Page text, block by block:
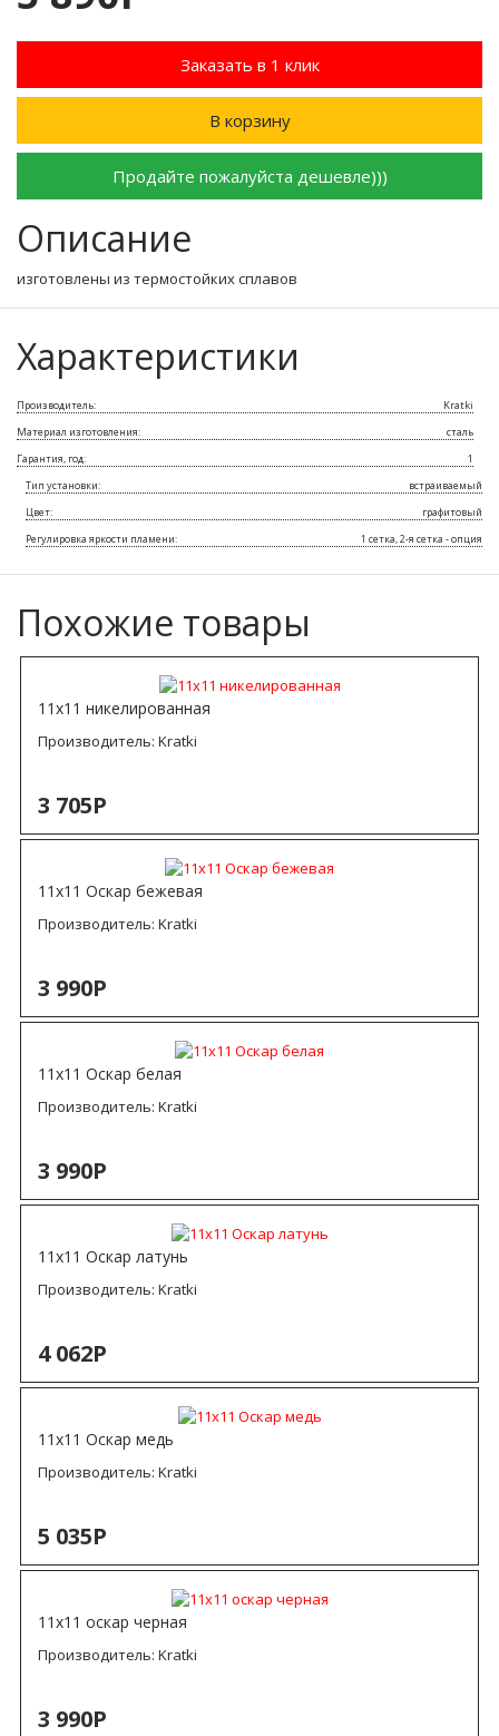
Заказать в 1 клик
В корзину
Продайте пожалуйста дешевле)))
Описание
изготовлены из термостойких сплавов
Характеристики
Производитель:
Kratki
Материал изготовления:
сталь
Гарантия, год:
1
Тип установки:
встраиваемый
Цвет:
графитовый
Регулировка яркости пламени:
1 сетка, 2-я сетка - опция
Похожие товары
11х11 никелированная
Производитель: Kratki
3 705Р
11х11 Оскар бежевая
Производитель: Kratki
3 990Р
11х11 Оскар белая
Производитель: Kratki
3 990Р
11х11 Оскар латунь
Производитель: Kratki
4 062Р
11х11 Оскар медь
Производитель: Kratki
5 035Р
11х11 оскар черная
Производитель: Kratki
3 990Р